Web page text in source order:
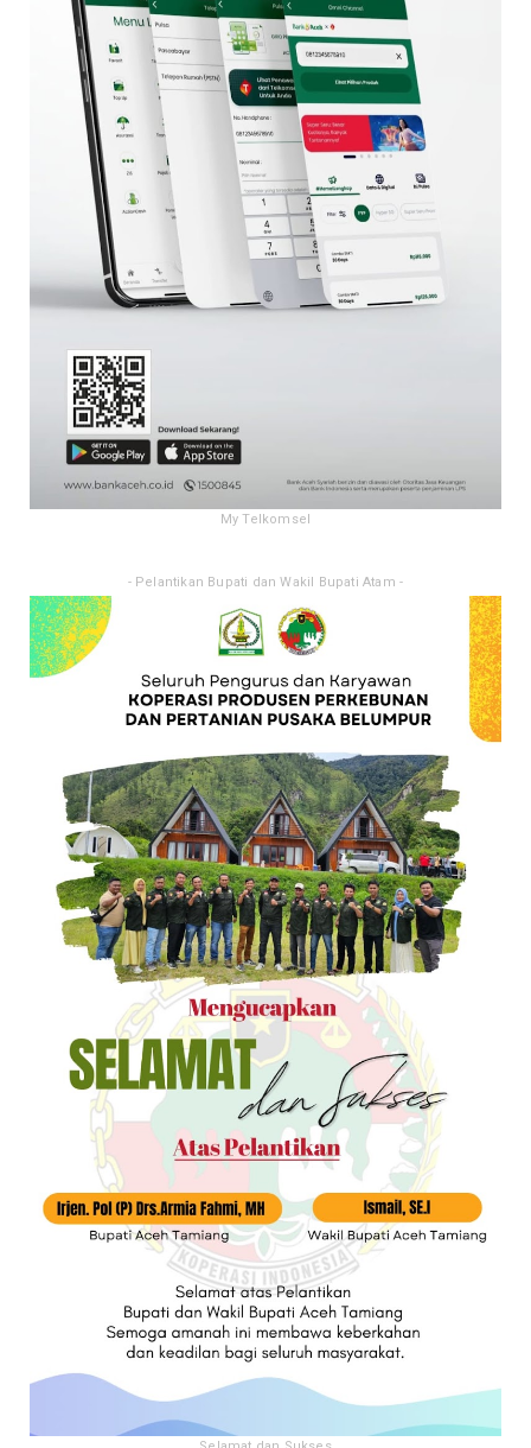
My Telkomsel
- Pelantikan Bupati dan Wakil Bupati Atam -